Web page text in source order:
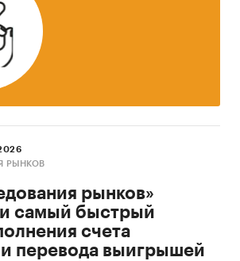
РЫНКОВ
рынков»
самый быстрый
счета
перевода выигрышей